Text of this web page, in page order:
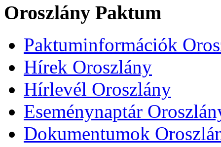
Oroszlány Paktum
Paktuminformációk
Hírek Oroszlány
Hírlevél Oroszlány
Eseménynaptár
Dokumentumok